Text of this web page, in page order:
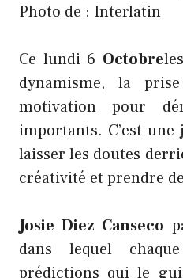
Photo de : Interlatin
Ce lundi 6 Octobre
dynamisme, la
motivation pour
importants. C’est
laisser les doutes
créativité et prendre
Josie Diez Canseco
dans lequel
prédictions qui le